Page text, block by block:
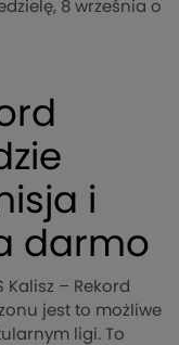
8 września o
i
darmo
Kalisz – Rekord
jest to możliwe
ligi. To